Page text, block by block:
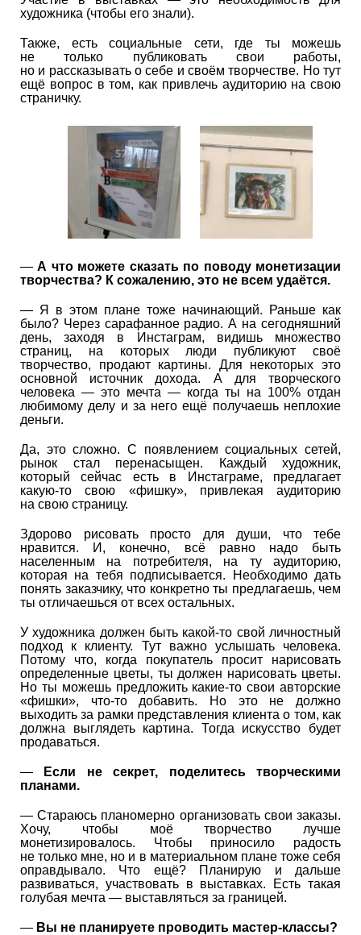
художника (чтобы его знали).
Также, есть социальные сети, где ты можешь
не только публиковать свои работы,
но и рассказывать о себе и своём творчестве. Но тут
ещё вопрос в том, как привлечь аудиторию на свою
страничку.
—А что можете сказать по поводу монетизации
творчества? К сожалению, это не всем удаётся.
— Я в этом плане тоже начинающий. Раньше как
было? Через сарафанное радио. А на сегодняшний
день, заходя в Инстаграм, видишь множество
страниц, на которых люди публикуют своё
творчество, продают картины. Для некоторых это
основной источник дохода. А для творческого
человека — это мечта — когда ты на 100% отдан
любимому делу и за него ещё получаешь неплохие
деньги.
Да, это сложно. С появлением социальных сетей,
рынок стал перенасыщен. Каждый художник,
который сейчас есть в Инстаграме, предлагает
какую-то свою «фишку», привлекая аудиторию
на свою страницу.
Здорово рисовать просто для души, что тебе
нравится. И, конечно, всё равно надо быть
населенным на потребителя, на ту аудиторию,
которая на тебя подписывается. Необходимо дать
понять заказчику, что конкретно ты предлагаешь, чем
ты отличаешься от всех остальных.
У художника должен быть какой-то свой личностный
подход к клиенту. Тут важно услышать человека.
Потому что, когда покупатель просит нарисовать
определенные цветы, ты должен нарисовать цветы.
Но ты можешь предложить какие-то свои авторские
«фишки», что-то добавить. Но это не должно
выходить за рамки представления клиента о том, как
должна выглядеть картина. Тогда искусство будет
продаваться.
—
Если не секрет, поделитесь творческими
планами.
— Стараюсь планомерно организовать свои заказы.
Хочу, чтобы моё творчество лучше
монетизировалось. Чтобы приносило радость
не только мне, но и в материальном плане тоже себя
оправдывало. Что ещё? Планирую и дальше
развиваться, участвовать в выставках. Есть такая
голубая мечта — выставляться за границей.
— Вы не планируете проводить мастер-классы?